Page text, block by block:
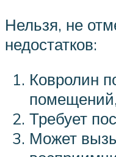
Нельзя, не
недостатков:
Ковролин
Требует
Может